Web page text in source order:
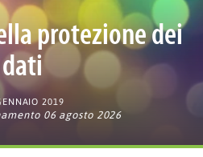
protezione dei
dati
2019
06 agosto 2026